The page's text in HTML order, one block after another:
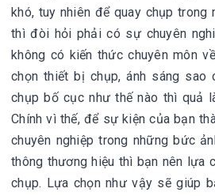
khó, tuy nhiên để quay chụp
thì đòi hỏi phải có sự chuyên
không có kiến thức chuyên môn
chọn thiết bị chụp, ánh sáng sao
chụp bố cục như thế nào thì quả
Chính vì thế, để sự kiện của bạn
chuyên nghiệp trong những bức
thông thương hiệu thì bạn nên lựa
chụp. Lựa chọn như vậy sẽ giúp